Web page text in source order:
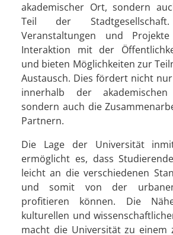
akademischer Ort, sondern
Teil der
Veranstaltungen und
Interaktion mit der
und bieten Möglichkeiten zur
Austausch. Dies fördert nicht
innerhalb der akademischen
sondern auch die
Partnern.
Die Lage der Universität
ermöglicht es, dass
leicht an die verschiedenen
und somit von der
profitieren können. Die
kulturellen und
macht die Universität zu einem